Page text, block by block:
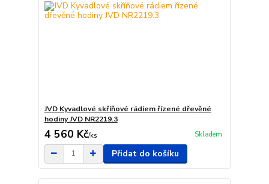
JVD Kyvadlové skříňové rádiem řízené dřevěné
hodiny JVD NR2219.3
4 560 Kč/ks Skladem
Přidat do košíku